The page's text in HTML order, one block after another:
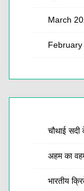
March
February
चौथाई सदी
अहम का
भारतीय